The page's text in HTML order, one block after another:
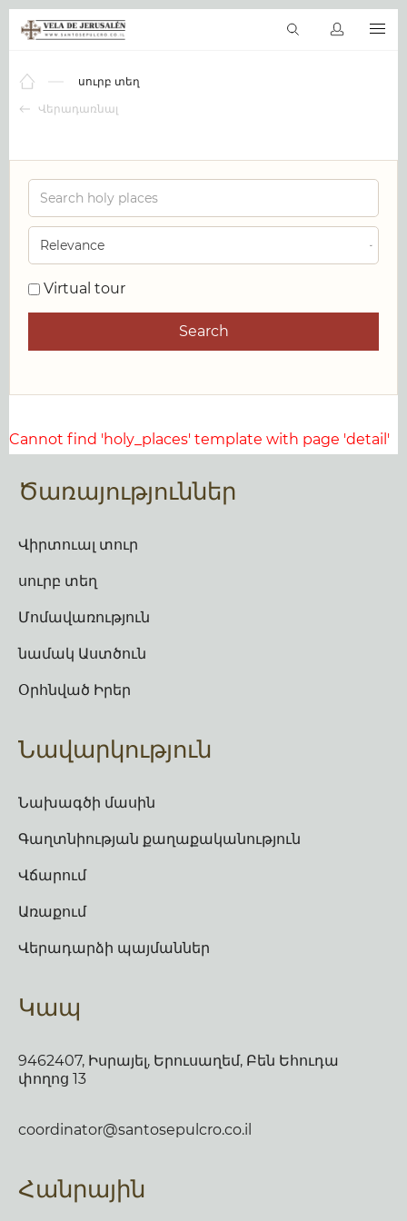
Վիրտուալ տուր
HY
Վերադառնալ
սուրբ տեղ
Virtual tour
Search
Cannot find 'holy_places' template with page 'detail'
Ծառայություններ
Վիրտուալ տուր
սուրբ տեղ
Մոմավառություն
նամակ Աստծուն
Օրհնված Իրեր
Նավարկություն
Նախագծի մասին
Գաղտնիության քաղաքականություն
Վճարում
Առաքում
Վերադարձի պայմաններ
Կապ
9462407, Իսրայել, Երուսաղեմ, Բեն Եհուդա
փողոց 13
coordinator@santosepulcro.co.il
Հանրային